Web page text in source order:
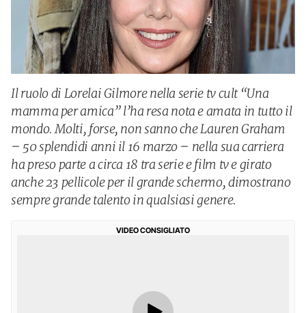
Il ruolo di Lorelai Gilmore nella serie tv cult “Una
mamma per amica” l’ha resa nota e amata in tutto il
mondo. Molti, forse, non sanno che Lauren Graham
– 50 splendidi anni il 16 marzo – nella sua carriera
ha preso parte a circa 18 tra serie e film tv e girato
anche 23 pellicole per il grande schermo, dimostrano
sempre grande talento in qualsiasi genere.
VIDEO CONSIGLIATO